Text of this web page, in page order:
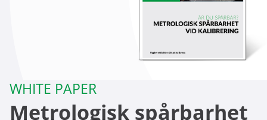
WHITE PAPER
Metrologisk spårbarhet